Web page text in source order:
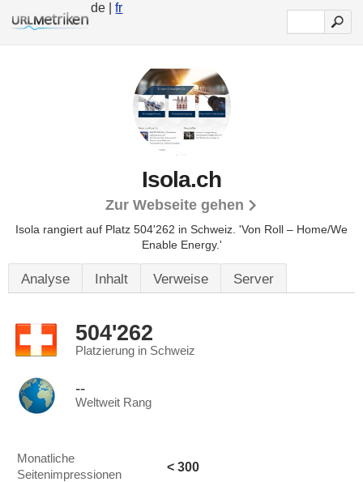
de |fr
Isola.ch
Zur Webseite gehen
Isola rangiert auf Platz 504'262 in Schweiz. 'Von Roll – Home/We
Enable Energy.'
Analyse Inhalt Verweise Server
504'262
Platzierung in Schweiz
--
Weltweit Rang
Monatliche
Seitenimpressionen
< 300